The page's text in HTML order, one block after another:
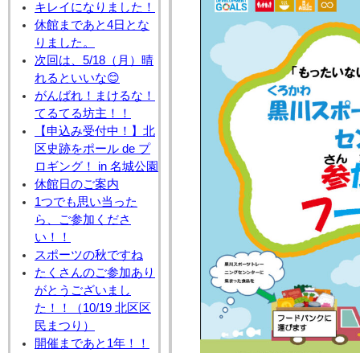
キレイになりました！
休館まであと4日とな
りました。
次回は、5/18（月）晴
れるといいな😊
がんばれ！まけるな！
てるてる坊主！！
【申込み受付中！】北
区史跡をポール de プ
ロギング！ in 名城公園
休館日のご案内
1つでも思い当った
ら、ご参加くださ
い！！
スポーツの秋ですね
たくさんのご参加あり
がとうございまし
た！！（10/19 北区区
民まつり）
開催まであと1年！！